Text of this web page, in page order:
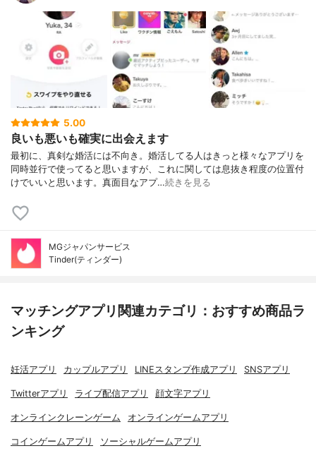
5.00
良いも悪いも確実に出会えます
最初に、真剣な婚活には不向き。婚活してる人はきっと様々なアプリを
同時並行で使ってると思いますが、これに関しては息抜き程度の位置付
けでいいと思います。真面目なアプ…続きを見る
MGジャパンサービス
Tinder(ティンダー)
マッチングアプリ関連カテゴリ：おすすめ商品ラ
ンキング
妊活アプリ カップルアプリ LINEスタンプ作成アプリ SNSアプリ
Twitterアプリ ライブ配信アプリ 顔文字アプリ
オンラインクレーンゲーム オンラインゲームアプリ
コインゲームアプリ ソーシャルゲームアプリ